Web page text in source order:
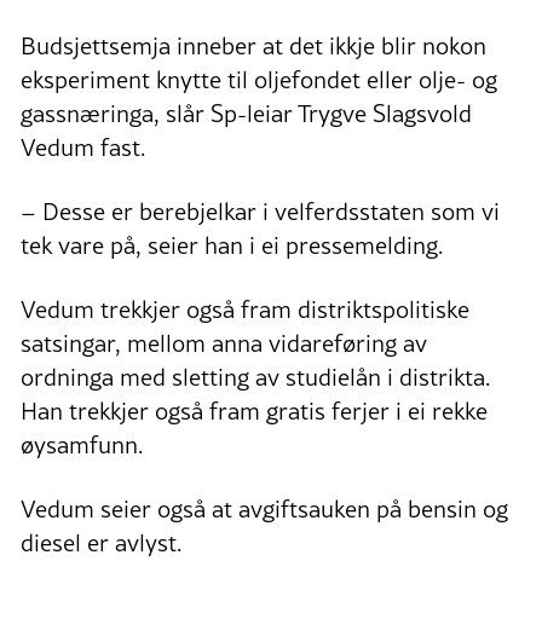
Budsjettsemja inneber at det ikkje blir nokon
eksperiment knytte til oljefondet eller olje- og
gassnæringa, slår Sp-leiar Trygve Slagsvold
Vedum fast.
– Desse er berebjelkar i velferdsstaten som vi
tek vare på, seier han i ei pressemelding.
Vedum trekkjer også fram distriktspolitiske
satsingar, mellom anna vidareføring av
ordninga med sletting av studielån i distrikta.
Han trekkjer også fram gratis ferjer i ei rekke
øysamfunn.
Vedum seier også at avgiftsauken på bensin og
diesel er avlyst.